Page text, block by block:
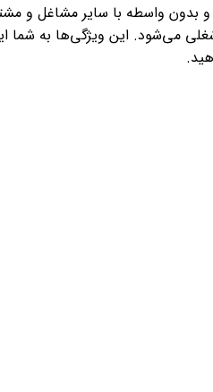
واسطه با سایر مشاغل و
می‌شود. این ویژگی‌ها به شما